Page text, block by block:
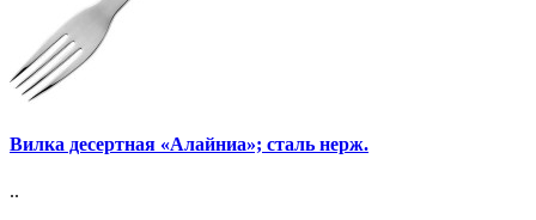
Вилка десертная «Алайниа»; сталь нерж.
..